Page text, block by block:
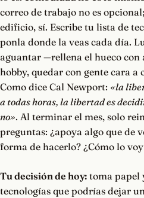
correo de trabajo no es
edificio, sí. Escribe tu lista de
ponla donde la veas cada día.
aguantar —rellena el hueco con
hobby, quedar con gente cara
Como dice Cal Newport: «la
a todas horas, la libertad es
no». Al terminar el mes, solo
preguntas: ¿apoya algo que de
forma de hacerlo? ¿Cómo lo
Tu decisión de hoy: toma papel
tecnologías que podrías dejar